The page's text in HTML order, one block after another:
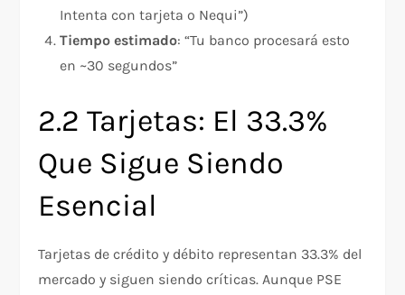
Intenta con tarjeta o Nequi”)
Tiempo estimado: “Tu banco procesará esto
en ~30 segundos”
2.2 Tarjetas: El 33.3%
Que Sigue Siendo
Esencial
Tarjetas de crédito y débito representan 33.3% del
mercado y siguen siendo críticas. Aunque PSE